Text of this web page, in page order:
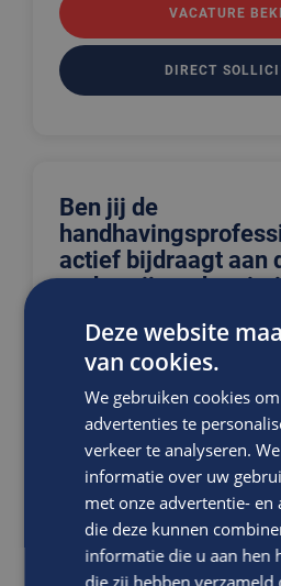
VACATURE
DIRECT
Ben jij de
actief bijdraagt aan
ondermijnende
Overheid
In deze rol werk je binnen
en handhaving en draag je bij
ondermijnende criminaliteit in
gemeenten. Jouw
Deze website
van cookies.
We gebruiken cookies
advertenties te
verkeer te analyseren.
informatie over uw
met onze advertentie- en
die deze kunnen
informatie die u aan hen
die zij hebben